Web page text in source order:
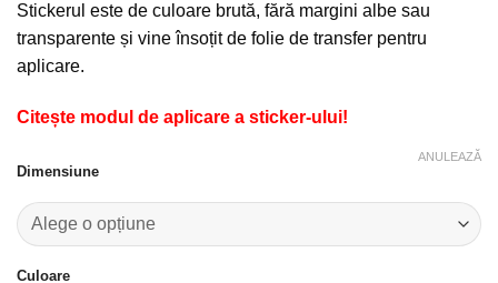
Stickerul este de culoare brută, fără margini albe sau
transparente și vine însoțit de folie de transfer pentru
aplicare.
Citește modul de aplicare a sticker-ului!
Dimensiune
Culoare
ANULEAZĂ